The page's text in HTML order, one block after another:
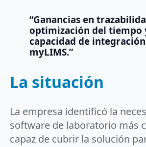
“Ganancias en
optimización del tiempo
capacidad de
myLIMS.”
La situación
La empresa identificó la
software de laboratorio más
capaz de cubrir la solución